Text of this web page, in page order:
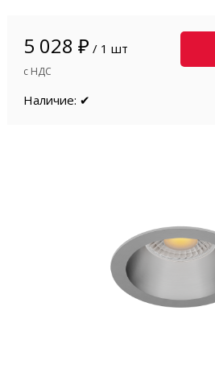
5 028 ₽ / 1 шт
с НДС
Наличие: ✔